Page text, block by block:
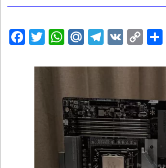
Facebook
Twitter
WhatsApp
Mail.Ru
Telegram
VK